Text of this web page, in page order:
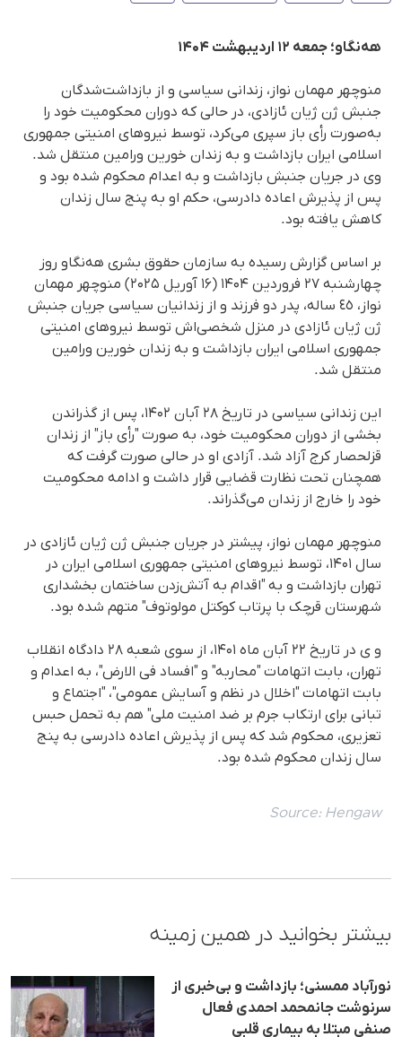
هەنگاو؛ جمعه ۱۲ اردیبهشت ۱۴۰۴
منوچهر مهمان نواز، زندانی سیاسی و از بازداشت‌شدگان
جنبش ژن ژیان ئازادی، در حالی که دوران محکومیت خود را
به‌صورت رأی باز سپری می‌کرد، توسط نیروهای امنیتی جمهوری
اسلامی ایران بازداشت و به زندان خورین ورامین منتقل شد.
وی در جریان جنبش بازداشت و به اعدام محکوم شدە بود و
پس از پذیرش اعاده دادرسی، حکم او بە پنج سال زندان
کاهش یافتە بود.
بر اساس گزارش رسیده به سازمان حقوق بشری هه‌نگاو روز
چهارشنبه ۲۷ فروردین ۱۴۰۴ (۱۶ آوریل ۲۰۲۵) منوچهر مهمان
نواز، ٤٥ سالە، پدر دو فرزند و از زندانیان سیاسی جریان جنبش
ژن ژیان ئازادی در منزل شخصی‌اش توسط نیروهای امنیتی
جمهوری اسلامی ایران بازداشت و به زندان خورین ورامین
منتقل شد.
این زندانی سیاسی در تاریخ ۲۸ آبان ۱۴۰۲، پس از گذراندن
بخشی از دوران محکومیت خود، به صورت "رأی باز" از زندان
قزلحصار کرج آزاد شد. آزادی او در حالی صورت گرفت که
همچنان تحت نظارت قضایی قرار داشت و ادامه محکومیت
خود را خارج از زندان می‌گذراند.
منوچهر مهمان نواز، پیشتر در جریان جنبش ژن ژیان ئازادی در
سال ۱۴۰۱، توسط نیروهای امنیتی جمهوری اسلامی ایران در
تهران بازداشت و بە "اقدام به آتش‌زدن ساختمان بخشداری
شهرستان قرچک با پرتاب کوکتل مولوتوف" متهم شدە بود.
و ی در تاریخ ۲۲ آبان ماه ۱۴۰۱، از سوی شعبه ۲۸ دادگاه انقلاب
تهران، بابت اتهامات "محاربه" و "افساد فی الارض"، به اعدام و
بابت اتهامات "اخلال در نظم و آسایش عمومی"، "اجتماع و
تبانی برای ارتکاب جرم بر ضد امنیت ملی" هم به تحمل حبس
تعزیری، محکوم شد کە پس از پذیرش اعاده دادرسی بە پنج
سال زندان محکوم شدە بود.
Source: Hengaw
بیشتر بخوانید در همین زمینه
نورآباد ممسنی؛ بازداشت و بی‌خبری از
سرنوشت جانمحمد احمدی فعال
صنفی مبتلا به بیماری قلبی